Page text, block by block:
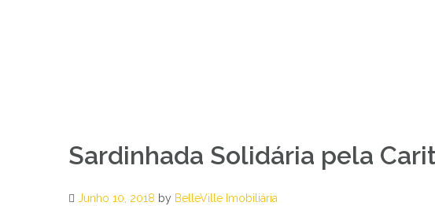
Sardinhada Solidária pela
Junho 10, 2018 by BelleVille Imobiliária